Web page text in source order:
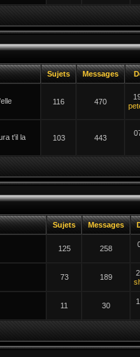
Sujets Messages
116 470
t'il la
103 443
Sujets Messages
125 258
73 189
11 30